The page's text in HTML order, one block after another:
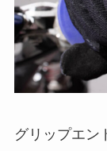
グリップエン